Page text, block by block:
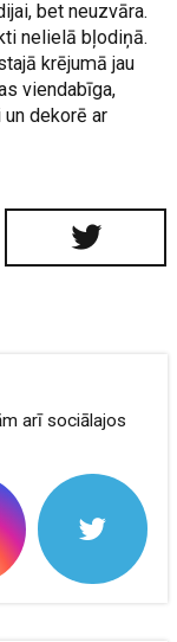
bet neuzvāra.
nelielā bļodiņā.
krējumā jau
viendabīga,
dekorē ar
arī sociālajos